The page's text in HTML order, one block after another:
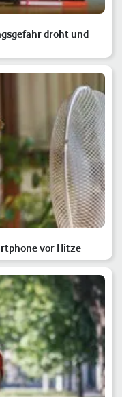
droht und
vor Hitze